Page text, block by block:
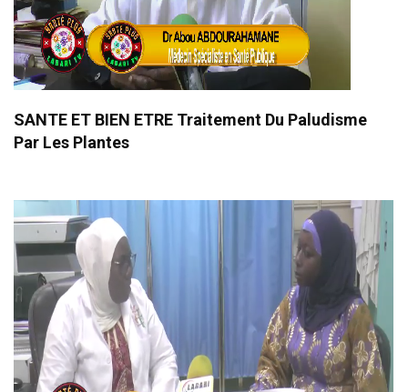
SANTE ET BIEN ETRE Traitement Du Paludisme
Par Les Plantes